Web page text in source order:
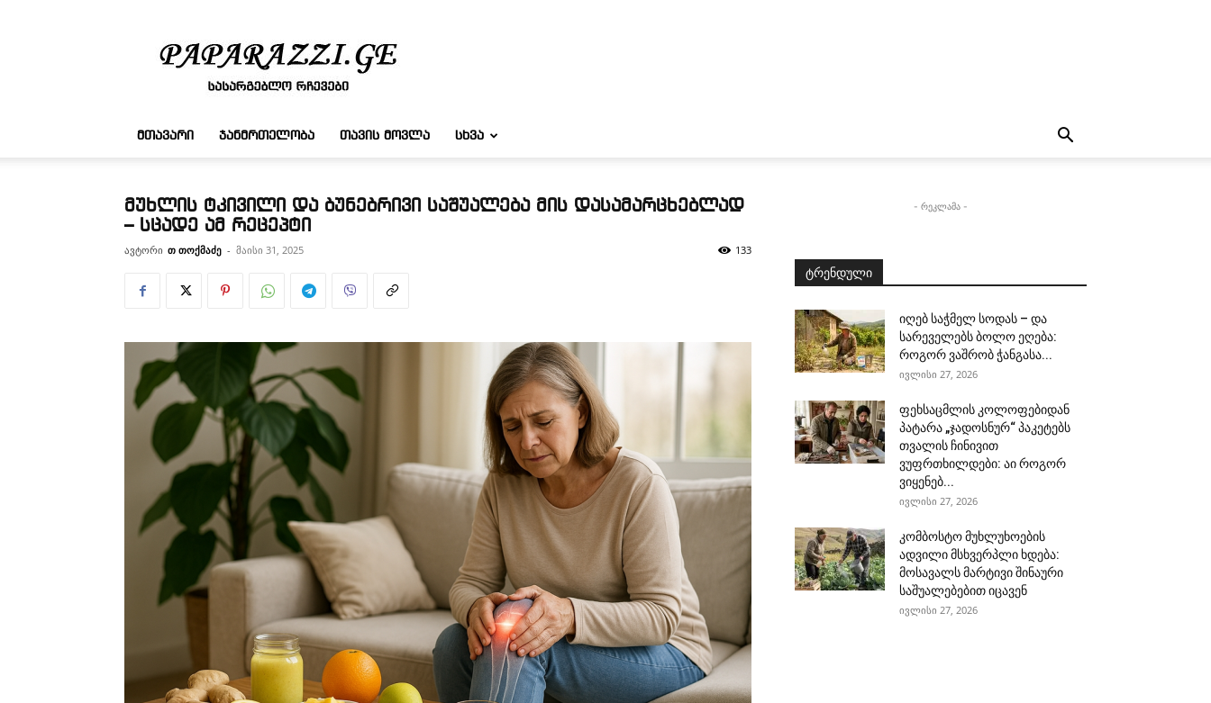
რჩევები
ᲛᲗᲐᲕᲐᲠᲘ ᲯᲐᲜᲛᲠᲗᲔᲚᲝᲑᲐ ᲗᲐᲕᲘᲡ ᲛᲝᲕᲚᲐ ᲡᲮᲕᲐ
მუხლის ტკივილი და ბუნებრივი საშუალება მის დასამარცხებლად
– სცადე ამ რეცეპტი
ავტორი თ თოქმაძე - მაისი 31, 2025 133
- რეკლამა -
ტრენდული
იღებ საჭმელ სოდას – და
სარეველებს ბოლო ეღება:
როგორ ვაშრობ ჭანგასა...
ივლისი 27, 2026
ფეხსაცმლის კოლოფებიდან
პატარა „ჯადოსნურ“ პაკეტებს
თვალის ჩინივით
ვუფრთხილდები: აი როგორ
ვიყენებ...
ივლისი 27, 2026
კომბოსტო მუხლუხოების
ადვილი მსხვერპლი ხდება:
მოსავალს მარტივი შინაური
საშუალებებით იცავენ
ივლისი 27, 2026